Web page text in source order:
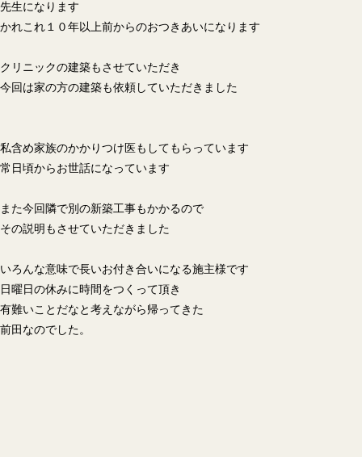
先生になります
かれこれ１０年以上前からのおつきあいになります
クリニックの建築もさせていただき
今回は家の方の建築も依頼していただきました
私含め家族のかかりつけ医もしてもらっています
常日頃からお世話になっています
また今回隣で別の新築工事もかかるので
その説明もさせていただきました
いろんな意味で長いお付き合いになる施主様です
日曜日の休みに時間をつくって頂き
有難いことだなと考えながら帰ってきた
前田なのでした。